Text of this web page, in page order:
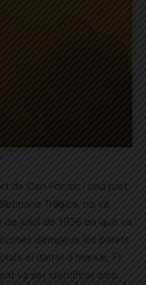
de Can Ponsic i una part
Tràgica, no va
de juliol de 1936 en què va
dempeus les parets
el darrer a marxar, Fr.
va ser identificat amb